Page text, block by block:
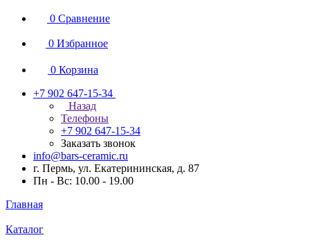
0 Сравнение
0 Избранное
0 Корзина
+7 902 647-15-34
Назад
Телефоны
+7 902 647-15-34
Заказать звонок
info@bars-ceramic.ru
г. Пермь, ул. Екатерининская, д. 87
Пн - Вс: 10.00 - 19.00
Главная
Каталог